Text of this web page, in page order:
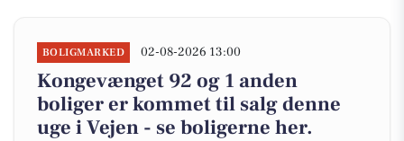
BOLIGMARKED 02-08-2026 13:00
Kongevænget 92 og 1 anden
boliger er kommet til salg denne
uge i Vejen - se boligerne her.